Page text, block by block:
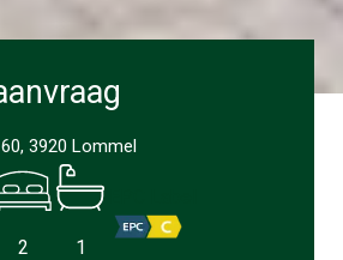
3920 Lommel
2 1